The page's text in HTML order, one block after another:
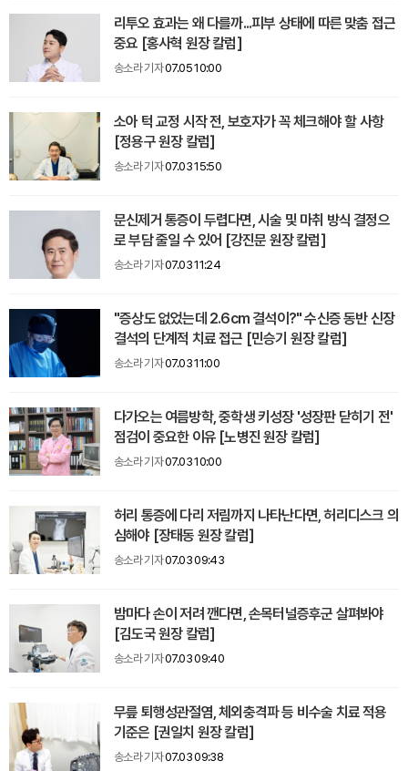
리투오 효과는 왜 다를까...피부 상태에 따른 맞춤 접근
중요 [홍사혁 원장 칼럼]
송소라 기자07.05 10:00
소아 턱 교정 시작 전, 보호자가 꼭 체크해야 할 사항
[정용구 원장 칼럼]
송소라 기자07.03 15:50
문신제거 통증이 두렵다면, 시술 및 마취 방식 결정으
로 부담 줄일 수 있어 [강진문 원장 칼럼]
송소라 기자07.03 11:24
"증상도 없었는데 2.6cm 결석이?" 수신증 동반 신장
결석의 단계적 치료 접근 [민승기 원장 칼럼]
송소라 기자07.03 11:00
다가오는 여름방학, 중학생 키성장 '성장판 닫히기 전'
점검이 중요한 이유 [노병진 원장 칼럼]
송소라 기자07.03 10:00
허리 통증에 다리 저림까지 나타난다면, 허리디스크 의
심해야 [장태동 원장 칼럼]
송소라 기자07.03 09:43
밤마다 손이 저려 깬다면, 손목터널증후군 살펴봐야
[김도국 원장 칼럼]
송소라 기자07.03 09:40
무릎 퇴행성관절염, 체외충격파 등 비수술 치료 적용
기준은 [권일치 원장 칼럼]
송소라 기자07.03 09:38